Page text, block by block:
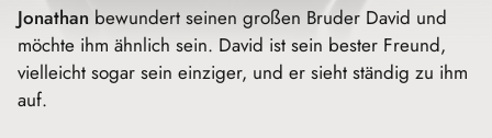
Jonathan bewundert seinen großen Bruder David und
möchte ihm ähnlich sein. David ist sein bester Freund,
vielleicht sogar sein einziger, und er sieht ständig zu ihm
auf.